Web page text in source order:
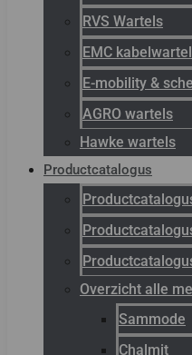
RVS Wartels
EMC
E-mobility &
AGRO wartels
Hawke wartels
Productcatalogus
Overzicht alle
Sammode
Chalmit